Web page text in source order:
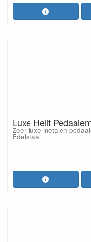
Luxe Helit
Zeer luxe metalen
Edelstaal